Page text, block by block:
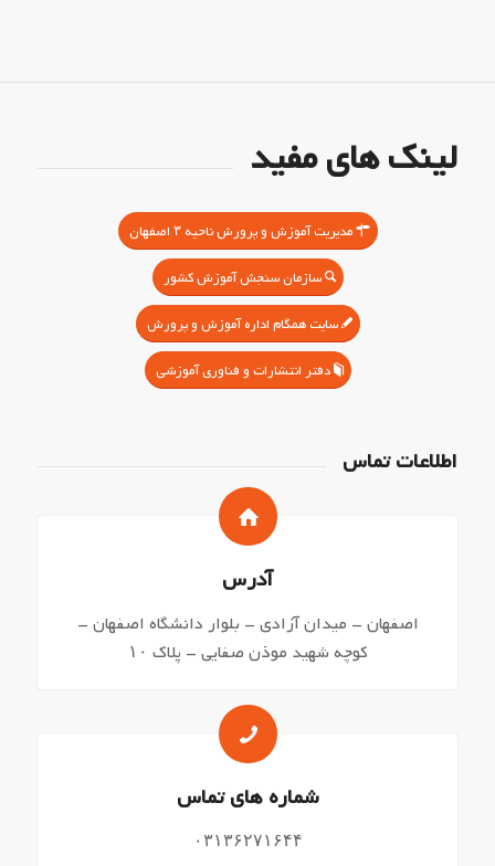
لینک های مفید
مدیریت آموزش و پرورش ناحیه ۳ اصفهان
سازمان سنجش آموزش کشور
سایت همگام اداره آموزش و پرورش
دفتر انتشارات و فناوری آموزشی
اطلاعات تماس
آدرس
اصفهان – میدان آزادی – بلوار دانشگاه اصفهان –
کوچه شهید موذن صفایی – پلاک ۱۰
شماره های تماس
۰۳۱۳۶۲۷۱۶۴۴